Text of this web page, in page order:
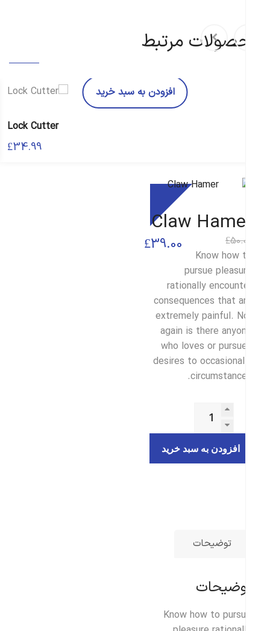
مرتبط
افزودن به سبد خرید
Lock Cutter
£34.99
Claw
قیمت
اصلی
£50.00
بود.
£39.00
قیمت
فعلی
£39.00
است.
Know how
pursue
rationally
consequences that
extremely painful.
again is there
who loves or
desires to
افزودن به سبد خرید
توضیحات
Know how to